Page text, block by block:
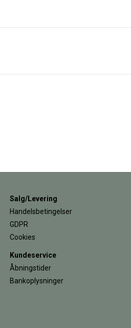
Salg/Levering
Handelsbetingelser
GDPR
Cookies
Kundeservice
Åbningstider
Bankoplysninger